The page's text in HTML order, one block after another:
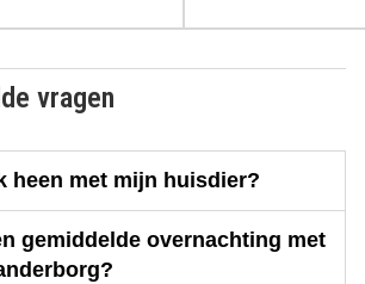
vragen
heen met mijn huisdier?
gemiddelde overnachting met